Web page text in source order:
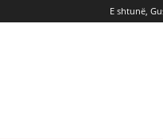
E shtunë,